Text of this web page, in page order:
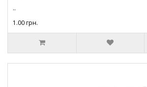
..
1.00 грн.